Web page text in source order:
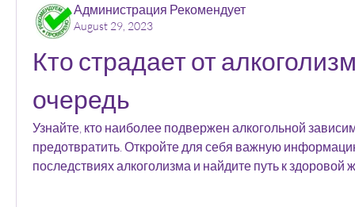
Администрация Рекомендует
August 29, 2023
Кто страдает от
очередь
Узнайте, кто наиболее подвержен алкогольной
предотвратить. Откройте для себя важную
последствиях алкоголизма и найдите путь к здоровой